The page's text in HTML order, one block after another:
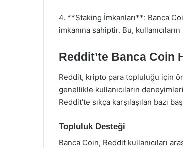
4. **Staking İmkanları**: Banca
imkanına sahiptir. Bu,
Reddit’te Banca Coin
Reddit, kripto para topluluğu için
genellikle kullanıcıların
Reddit’te sıkça karşılaşılan bazı
Topluluk Desteği
Banca Coin, Reddit kullanıcıları